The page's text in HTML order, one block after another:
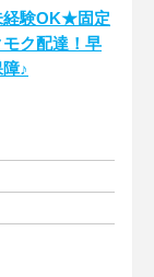
経験OK★固定
ク配達！早
♪